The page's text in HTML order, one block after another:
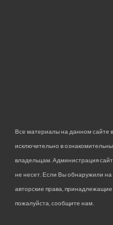
Все материалы на данном сайте
исключительно в
владельцам. Администрация
не несет. Если Вы обнаружили
авторские права,
пожалуйста, сообщите нам.